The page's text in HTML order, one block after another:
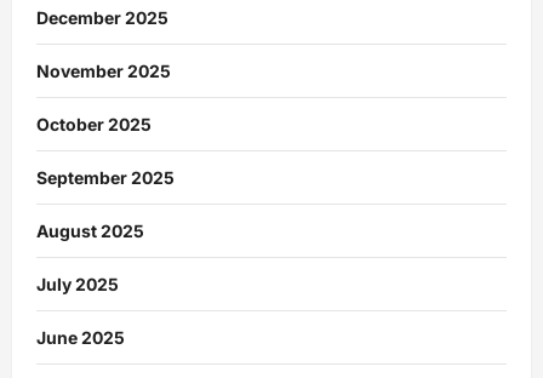
December 2025
November 2025
October 2025
September 2025
August 2025
July 2025
June 2025